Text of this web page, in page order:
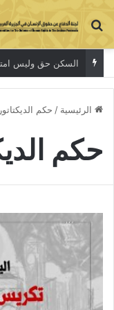
بحث عن
السكن حق وليس
الرئيسية / حكم
حكم